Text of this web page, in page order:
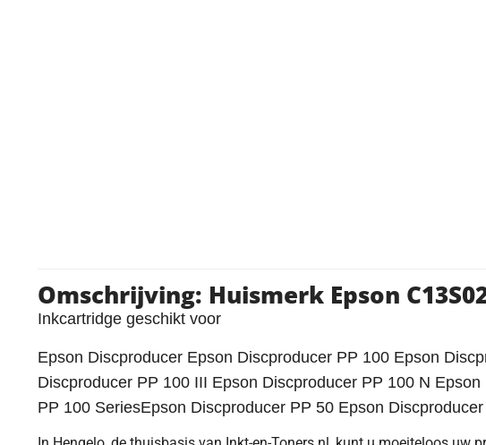
Omschrijving: Huismerk Epson
Inkcartridge geschikt voor
Epson Discproducer Epson Discproducer PP 100 Epson
Discproducer PP 100 III Epson Discproducer PP 100 N
PP 100 SeriesEpson Discproducer PP 50 Epson